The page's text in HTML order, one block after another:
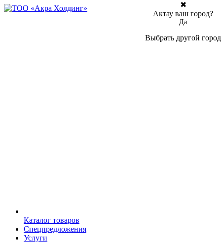
Каталог товаров
Спецпредложения
Услуги
✖
Актау ваш город?
Да
Выбрать другой город